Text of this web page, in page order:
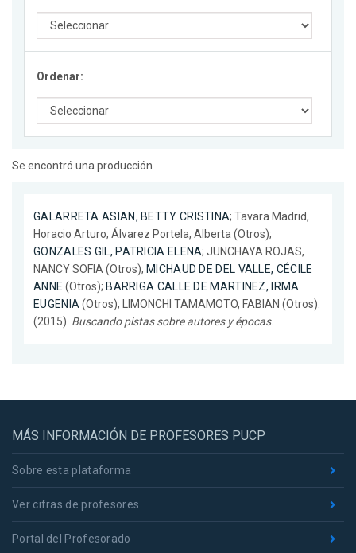
Ordenar:
Se encontró una producción
GALARRETA ASIAN, BETTY CRISTINA; Tavara Madrid,
Horacio Arturo; Álvarez Portela, Alberta (Otros);
GONZALES GIL, PATRICIA ELENA; JUNCHAYA ROJAS,
NANCY SOFIA (Otros); MICHAUD DE DEL VALLE, CÉCILE
ANNE (Otros); BARRIGA CALLE DE MARTINEZ, IRMA
EUGENIA(Otros); LIMONCHI TAMAMOTO, FABIAN (Otros).
(2015). Buscando pistas sobre autores y épocas.
MÁS INFORMACIÓN DE PROFESORES PUCP
Sobre esta plataforma
Ver cifras de profesores
Portal del Profesorado